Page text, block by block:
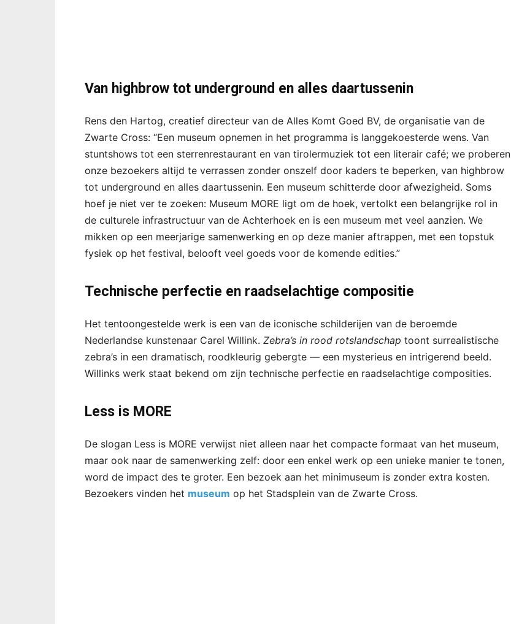
Van highbrow tot underground en alles daartussenin
Rens den Hartog, creatief directeur van de Alles Komt Goed BV, de organisatie van de
Zwarte Cross: “Een museum opnemen in het programma is langgekoesterde wens. Van
stuntshows tot een sterrenrestaurant en van tirolermuziek tot een literair café; we proberen
onze bezoekers altijd te verrassen zonder onszelf door kaders te beperken, van highbrow
tot underground en alles daartussenin. Een museum schitterde door afwezigheid. Soms
hoef je niet ver te zoeken: Museum MORE ligt om de hoek, vertolkt een belangrijke rol in
de culturele infrastructuur van de Achterhoek en is een museum met veel aanzien. We
mikken op een meerjarige samenwerking en op deze manier aftrappen, met een topstuk
fysiek op het festival, belooft veel goeds voor de komende edities.”
Technische perfectie en raadselachtige compositie
Het tentoongestelde werk is een van de iconische schilderijen van de beroemde
Nederlandse kunstenaar Carel Willink. Zebra’s in rood rotslandschap toont surrealistische
zebra’s in een dramatisch, roodkleurig gebergte — een mysterieus en intrigerend beeld.
Willinks werk staat bekend om zijn technische perfectie en raadselachtige composities.
Less is MORE
De slogan Less is MORE verwijst niet alleen naar het compacte formaat van het museum,
maar ook naar de samenwerking zelf: door een enkel werk op een unieke manier te tonen,
word de impact des te groter. Een bezoek aan het minimuseum is zonder extra kosten.
Bezoekers vinden het museum op het Stadsplein van de Zwarte Cross.